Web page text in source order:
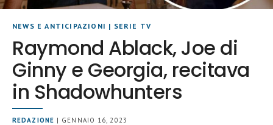
NEWS E ANTICIPAZIONI | SERIE TV
Raymond Ablack, Joe di
Ginny e Georgia, recitava
in Shadowhunters
REDAZIONE | GENNAIO 16, 2023